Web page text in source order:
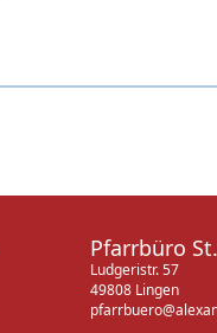
Pfarrbüro
Ludgeristr. 57
49808 Lingen